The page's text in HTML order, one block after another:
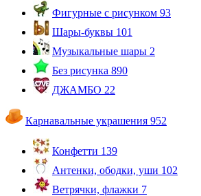
Фигурные с рисунком 93
Шары-буквы 101
Музыкальные шары 2
Без рисунка 890
ДЖАМБО 22
Карнавальные украшения 952
Конфетти 139
Антенки, ободки, уши 102
Ветрячки, флажки 7